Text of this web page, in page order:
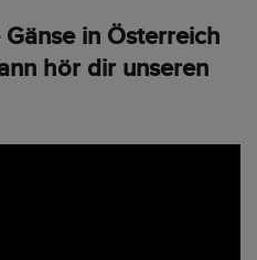
in Österreich
hör dir unseren